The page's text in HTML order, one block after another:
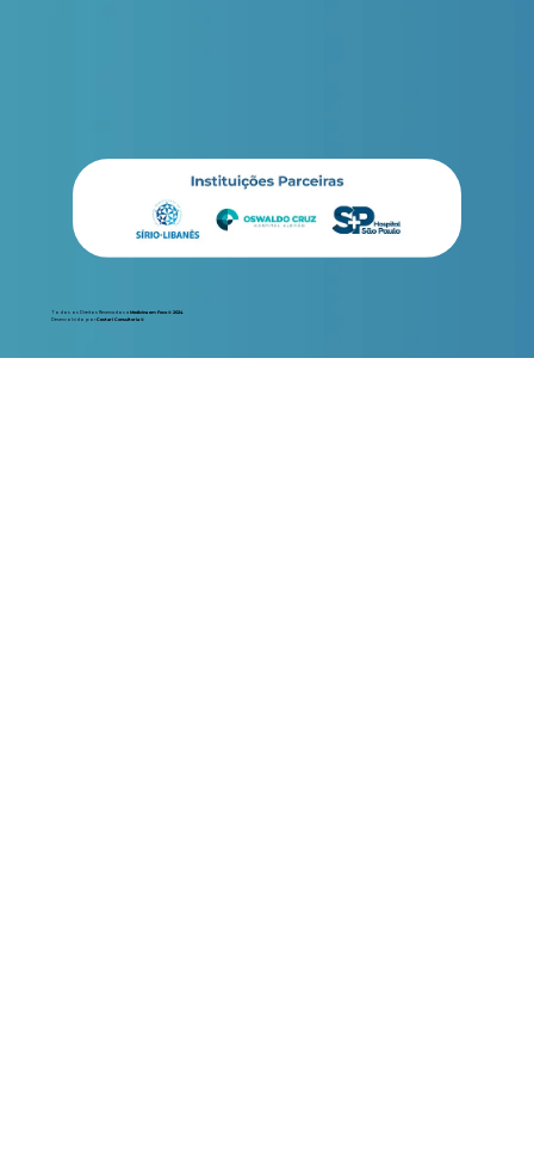
Todos os Direitos Reservados aMedicina em Foco © 2024
Desenvolvido porCestari Consultoria ©